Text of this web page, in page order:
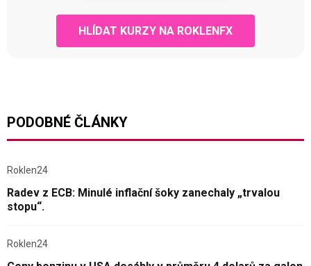
HLÍDAT KURZY NA ROKLENFX
PODOBNÉ ČLÁNKY
Roklen24
Radev z ECB: Minulé inflační šoky zanechaly „trvalou
stopu“.
Roklen24